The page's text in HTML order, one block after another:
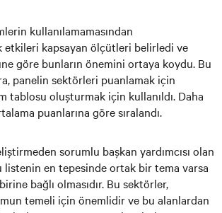
kullanılamamasından
etkileri kapsayan ölçütleri belirledi ve
göre bunların önemini ortaya koydu. Bu
panelin sektörleri puanlamak için
tablosu oluşturmak için kullanıldı. Daha
puanlarına göre sıralandı.
sorumlu başkan yardımcısı olan
listenin en tepesinde ortak bir tema varsa
bağlı olmasıdır. Bu sektörler,
temeli için önemlidir ve bu alanlardan